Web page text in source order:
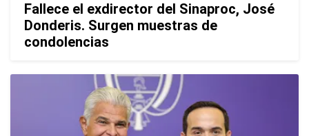
Fallece el exdirector del Sinaproc, José
Donderis. Surgen muestras de
condolencias